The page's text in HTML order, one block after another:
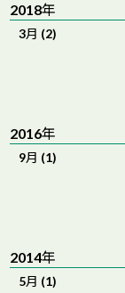
2018年
3月 (2)
2016年
9月 (1)
2014年
5月 (1)